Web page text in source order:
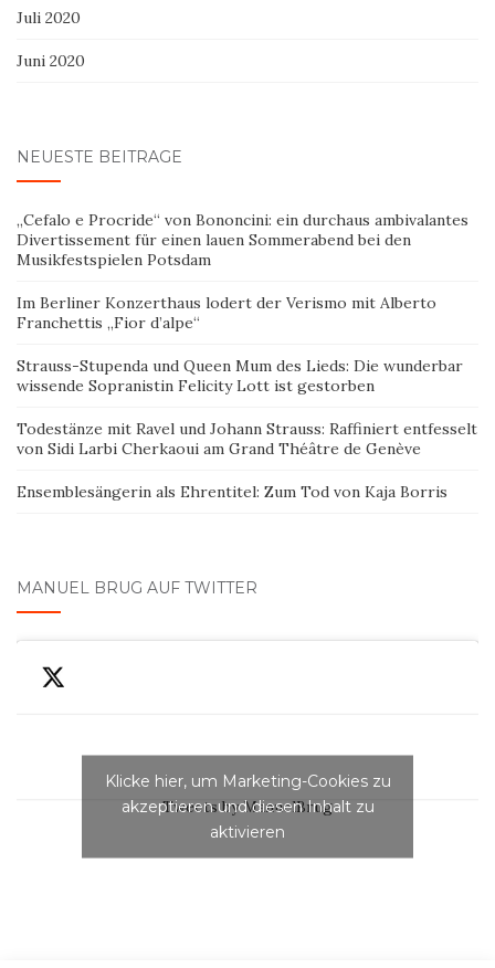
Juli 2020
Juni 2020
NEUESTE BEITRÄGE
„Cefalo e Procride“ von Bononcini: ein durchaus ambivalantes
Divertissement für einen lauen Sommerabend bei den
Musikfestspielen Potsdam
Im Berliner Konzerthaus lodert der Verismo mit Alberto
Franchettis „Fior d’alpe“
Strauss-Stupenda und Queen Mum des Lieds: Die wunderbar
wissende Sopranistin Felicity Lott ist gestorben
Todestänze mit Ravel und Johann Strauss: Raffiniert entfesselt
von Sidi Larbi Cherkaoui am Grand Théâtre de Genève
Ensemblesängerin als Ehrentitel: Zum Tod von Kaja Borris
MANUEL BRUG AUF TWITTER
Tweets by ManuelBrug
Klicke hier, um Marketing-Cookies zu
akzeptieren und diesen Inhalt zu
aktivieren